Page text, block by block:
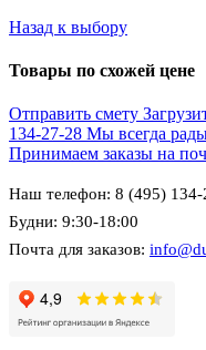
Назад к выбору
Товары по схожей цене
Отправить смету
134-27-28 Мы всегда
Принимаем заказы на
Наш телефон: 8 (495) 134-
Будни: 9:30-18:00
Почта для заказов: